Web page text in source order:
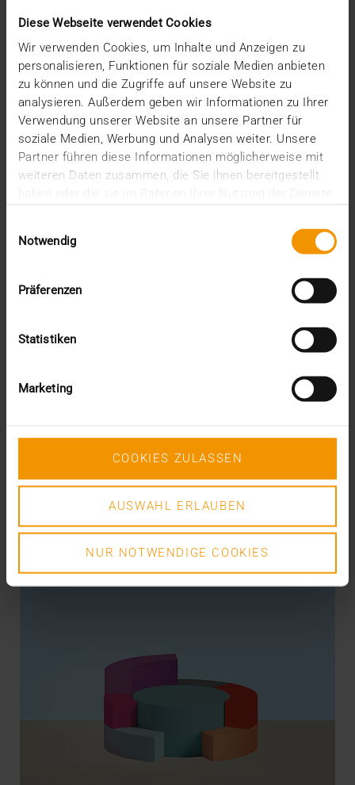
Diese Webseite verwendet Cookies
Wir verwenden Cookies, um Inhalte und Anzeigen zu
personalisieren, Funktionen für soziale Medien anbieten
zu können und die Zugriffe auf unsere Website zu
analysieren. Außerdem geben wir Informationen zu Ihrer
Verwendung unserer Website an unsere Partner für
soziale Medien, Werbung und Analysen weiter. Unsere
Partner führen diese Informationen möglicherweise mit
weiteren Daten zusammen, die Sie ihnen bereitgestellt
Notwendig
Präferenzen
Statistiken
Marketing
COOKIES ZULASSEN
AUSWAHL ERLAUBEN
NUR NOTWENDIGE COOKIES
STORIES